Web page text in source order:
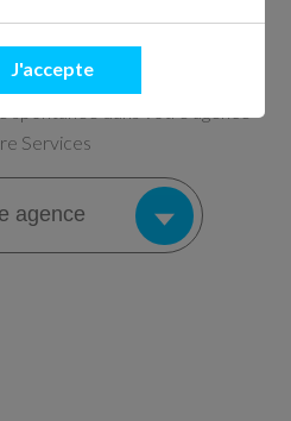
J'accepte
à votre
Services